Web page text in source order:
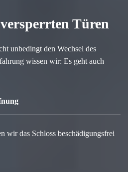
Türen
unbedingt den Wechsel des
wissen wir: Es geht auch
wir das Schloss beschädigungsfrei